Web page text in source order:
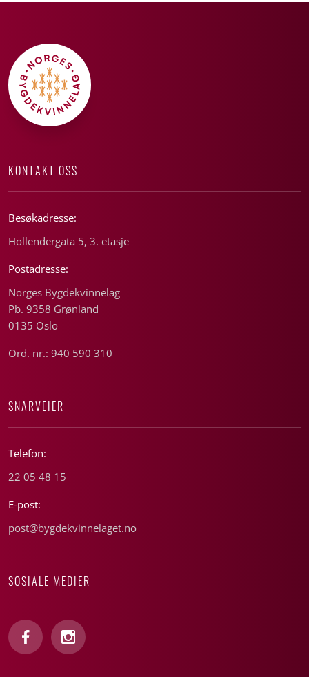
KONTAKT OSS
Besøkadresse:
Hollendergata 5, 3. etasje
Postadresse:
Norges Bygdekvinnelag
Pb. 9358 Grønland
0135 Oslo
Ord. nr.: 940 590 310
SNARVEIER
Telefon:
22 05 48 15
E-post:
post@bygdekvinnelaget.no
SOSIALE MEDIER